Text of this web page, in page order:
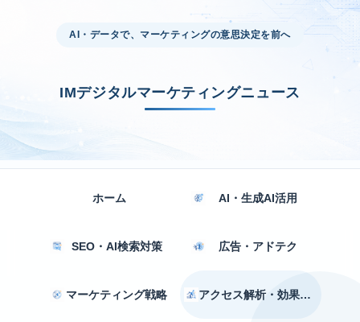
AI・データで、マーケティングの意思決定を前へ
IMデジタルマーケティングニュース
ホーム AI・生成AI活用
SEO・AI検索対策 広告・アドテク
マーケティング戦略 アクセス解析・効果測定